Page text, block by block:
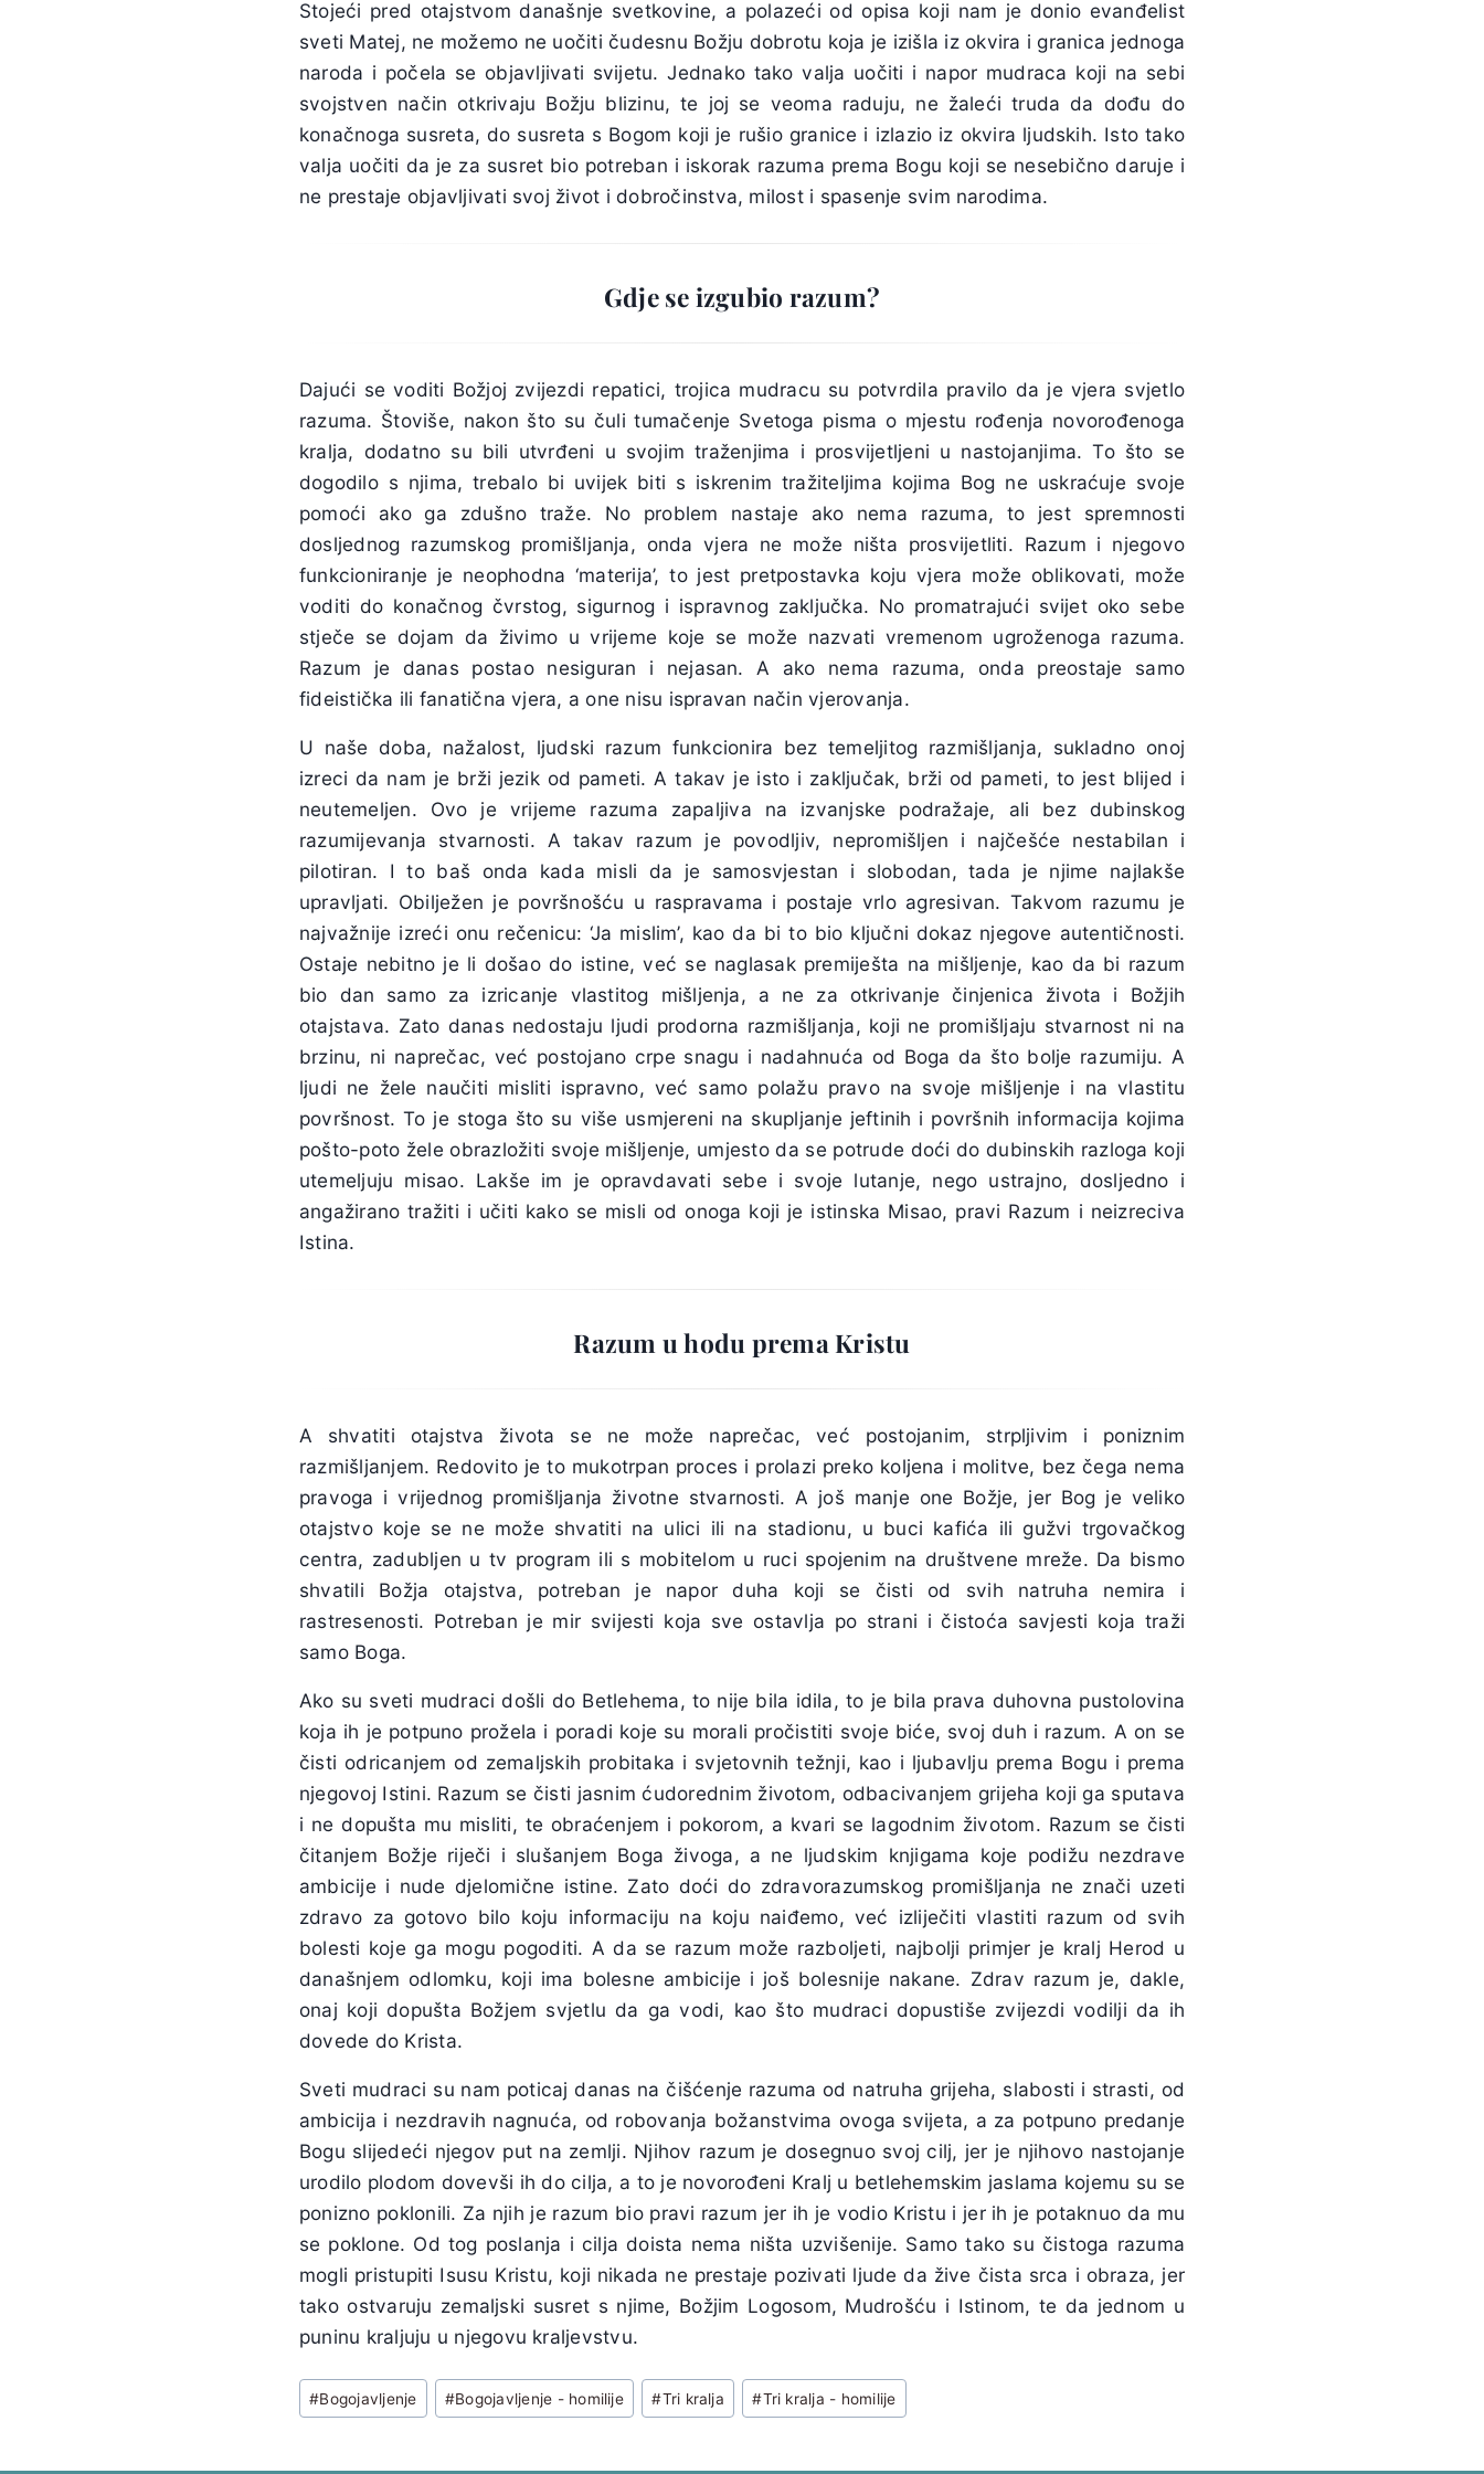
Stojeći pred otajstvom današnje svetkovine, a polazeći od opisa koji nam je donio evanđelist
sveti Matej, ne možemo ne uočiti čudesnu Božju dobrotu koja je izišla iz okvira i granica jednoga
naroda i počela se objavljivati svijetu. Jednako tako valja uočiti i napor mudraca koji na sebi
svojstven način otkrivaju Božju blizinu, te joj se veoma raduju, ne žaleći truda da dođu do
konačnoga susreta, do susreta s Bogom koji je rušio granice i izlazio iz okvira ljudskih. Isto tako
valja uočiti da je za susret bio potreban i iskorak razuma prema Bogu koji se nesebično daruje i
ne prestaje objavljivati svoj život i dobročinstva, milost i spasenje svim narodima.
Gdje se izgubio razum?
Dajući se voditi Božjoj zvijezdi repatici, trojica mudracu su potvrdila pravilo da je vjera svjetlo
razuma. Štoviše, nakon što su čuli tumačenje Svetoga pisma o mjestu rođenja novorođenoga
kralja, dodatno su bili utvrđeni u svojim traženjima i prosvijetljeni u nastojanjima. To što se
dogodilo s njima, trebalo bi uvijek biti s iskrenim tražiteljima kojima Bog ne uskraćuje svoje
pomoći ako ga zdušno traže. No problem nastaje ako nema razuma, to jest spremnosti
dosljednog razumskog promišljanja, onda vjera ne može ništa prosvijetliti. Razum i njegovo
funkcioniranje je neophodna ‘materija’, to jest pretpostavka koju vjera može oblikovati, može
voditi do konačnog čvrstog, sigurnog i ispravnog zaključka. No promatrajući svijet oko sebe
stječe se dojam da živimo u vrijeme koje se može nazvati vremenom ugroženoga razuma.
Razum je danas postao nesiguran i nejasan. A ako nema razuma, onda preostaje samo
fideistička ili fanatična vjera, a one nisu ispravan način vjerovanja.
U naše doba, nažalost, ljudski razum funkcionira bez temeljitog razmišljanja, sukladno onoj
izreci da nam je brži jezik od pameti. A takav je isto i zaključak, brži od pameti, to jest blijed i
neutemeljen. Ovo je vrijeme razuma zapaljiva na izvanjske podražaje, ali bez dubinskog
razumijevanja stvarnosti. A takav razum je povodljiv, nepromišljen i najčešće nestabilan i
pilotiran. I to baš onda kada misli da je samosvjestan i slobodan, tada je njime najlakše
upravljati. Obilježen je površnošću u raspravama i postaje vrlo agresivan. Takvom razumu je
najvažnije izreći onu rečenicu: ‘Ja mislim’, kao da bi to bio ključni dokaz njegove autentičnosti.
Ostaje nebitno je li došao do istine, već se naglasak premiješta na mišljenje, kao da bi razum
bio dan samo za izricanje vlastitog mišljenja, a ne za otkrivanje činjenica života i Božjih
otajstava. Zato danas nedostaju ljudi prodorna razmišljanja, koji ne promišljaju stvarnost ni na
brzinu, ni naprečac, već postojano crpe snagu i nadahnuća od Boga da što bolje razumiju. A
ljudi ne žele naučiti misliti ispravno, već samo polažu pravo na svoje mišljenje i na vlastitu
površnost. To je stoga što su više usmjereni na skupljanje jeftinih i površnih informacija kojima
pošto-poto žele obrazložiti svoje mišljenje, umjesto da se potrude doći do dubinskih razloga koji
utemeljuju misao. Lakše im je opravdavati sebe i svoje lutanje, nego ustrajno, dosljedno i
angažirano tražiti i učiti kako se misli od onoga koji je istinska Misao, pravi Razum i neizreciva
Istina.
Razum u hodu prema Kristu
A shvatiti otajstva života se ne može naprečac, već postojanim, strpljivim i poniznim
razmišljanjem. Redovito je to mukotrpan proces i prolazi preko koljena i molitve, bez čega nema
pravoga i vrijednog promišljanja životne stvarnosti. A još manje one Božje, jer Bog je veliko
otajstvo koje se ne može shvatiti na ulici ili na stadionu, u buci kafića ili gužvi trgovačkog
centra, zadubljen u tv program ili s mobitelom u ruci spojenim na društvene mreže. Da bismo
shvatili Božja otajstva, potreban je napor duha koji se čisti od svih natruha nemira i
rastresenosti. Potreban je mir svijesti koja sve ostavlja po strani i čistoća savjesti koja traži
samo Boga.
Ako su sveti mudraci došli do Betlehema, to nije bila idila, to je bila prava duhovna pustolovina
koja ih je potpuno prožela i poradi koje su morali pročistiti svoje biće, svoj duh i razum. A on se
čisti odricanjem od zemaljskih probitaka i svjetovnih težnji, kao i ljubavlju prema Bogu i prema
njegovoj Istini. Razum se čisti jasnim ćudorednim životom, odbacivanjem grijeha koji ga sputava
i ne dopušta mu misliti, te obraćenjem i pokorom, a kvari se lagodnim životom. Razum se čisti
čitanjem Božje riječi i slušanjem Boga živoga, a ne ljudskim knjigama koje podižu nezdrave
ambicije i nude djelomične istine. Zato doći do zdravorazumskog promišljanja ne znači uzeti
zdravo za gotovo bilo koju informaciju na koju naiđemo, već izliječiti vlastiti razum od svih
bolesti koje ga mogu pogoditi. A da se razum može razboljeti, najbolji primjer je kralj Herod u
današnjem odlomku, koji ima bolesne ambicije i još bolesnije nakane. Zdrav razum je, dakle,
onaj koji dopušta Božjem svjetlu da ga vodi, kao što mudraci dopustiše zvijezdi vodilji da ih
dovede do Krista.
Sveti mudraci su nam poticaj danas na čišćenje razuma od natruha grijeha, slabosti i strasti, od
ambicija i nezdravih nagnuća, od robovanja božanstvima ovoga svijeta, a za potpuno predanje
Bogu slijedeći njegov put na zemlji. Njihov razum je dosegnuo svoj cilj, jer je njihovo nastojanje
urodilo plodom dovevši ih do cilja, a to je novorođeni Kralj u betlehemskim jaslama kojemu su se
ponizno poklonili. Za njih je razum bio pravi razum jer ih je vodio Kristu i jer ih je potaknuo da mu
se poklone. Od tog poslanja i cilja doista nema ništa uzvišenije. Samo tako su čistoga razuma
mogli pristupiti Isusu Kristu, koji nikada ne prestaje pozivati ljude da žive čista srca i obraza, jer
tako ostvaruju zemaljski susret s njime, Božjim Logosom, Mudrošću i Istinom, te da jednom u
puninu kraljuju u njegovu kraljevstvu.
Post
Tags:
#Bogojavljenje #Bogojavljenje - homilije #Tri kralja #Tri kralja - homilije